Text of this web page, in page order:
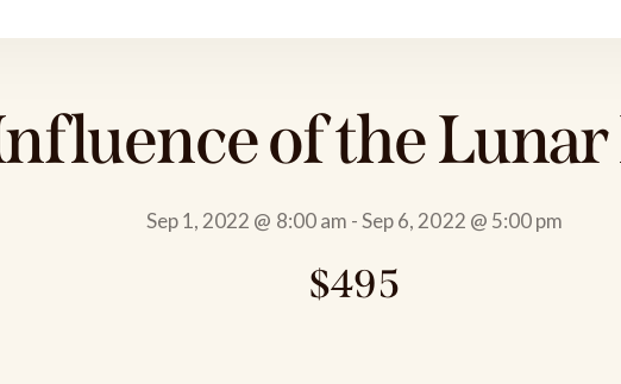
of the
Sep 1, 2022 @ 8:00 am -Sep 6, 2022 @ 5:00 pm
$495